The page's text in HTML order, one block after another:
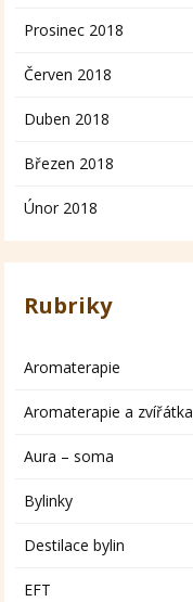
Prosinec 2018
Červen 2018
Duben 2018
Březen 2018
Únor 2018
Rubriky
Aromaterapie
Aromaterapie a zvířátka
Aura – soma
Bylinky
Destilace bylin
EFT